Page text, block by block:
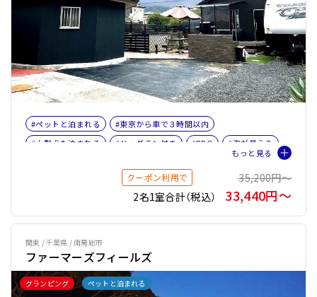
#ペットと泊まれる
#東京から車で３時間以内
#大型犬も泊まれる
#ドッグラン付き #BBQ
#海が見える
#プライベートサウナ #バレルサウナ
クーポン利用で
35,200円〜
2名1室合計（税込）
33,440円〜
グランピング ペットと泊まれる
関東 / 千葉県 / 南房総市
ファーマーズフィールズ